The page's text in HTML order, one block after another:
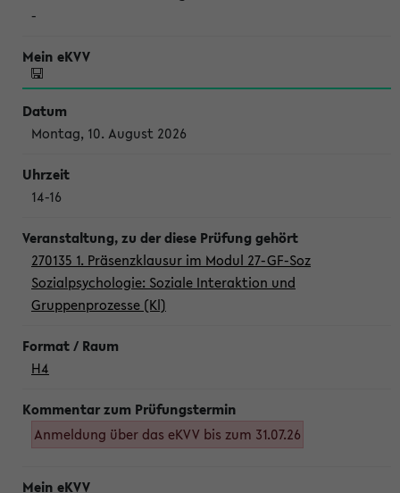
-
Montag, 10. August 2026
14-16
270135 1. Präsenzklausur im Modul 27-GF-Soz
Sozialpsychologie: Soziale Interaktion und
Gruppenprozesse (Kl)
H4
Anmeldung über das eKVV bis zum 31.07.26